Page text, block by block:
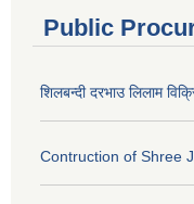
Public
शिलबन्दी दरभाउ लिलाम
Contruction of Shree